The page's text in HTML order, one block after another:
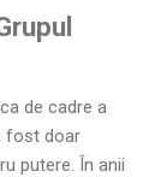
de cadre a
fost doar
putere. În anii